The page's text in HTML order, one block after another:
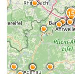
15